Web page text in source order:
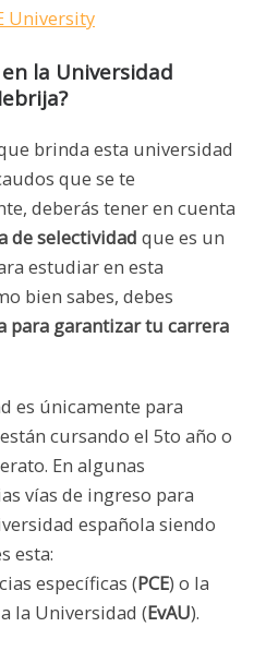
University
la Universidad
brinda esta universidad
que se te
deberás tener en cuenta
de selectividad que es un
estudiar en esta
bien sabes, debes
para garantizar tu carrera
es únicamente para
cursando el 5to año o
En algunas
vías de ingreso para
española siendo
esta:
específicas (PCE) o la
la Universidad (EvAU).